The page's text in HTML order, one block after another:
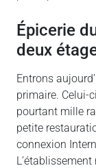
Épicerie
deux
Entrons
primaire. Celui-
pourtant mille
petite
connexion